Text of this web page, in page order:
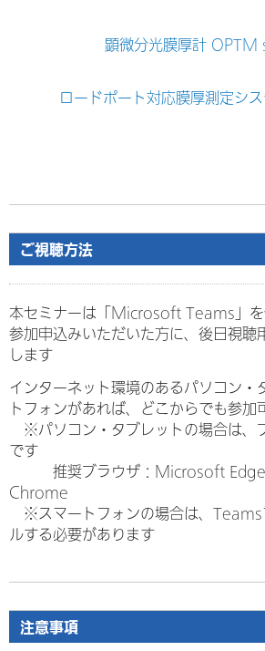
顕微分光膜厚計 OPTM
ロードポート対応膜厚測定シ
ご視聴方法
本セミナーは「Microsoft Teams」を
参加申込みいただいた方に、後日視聴
します
インターネット環境のあるパソコン・
トフォンがあれば、どこからでも参加
※パソコン・タブレットの場合は、
です
推奨ブラウザ：Microsoft Edge
Chrome
※スマートフォンの場合は、Teams
ルする必要があります
注意事項